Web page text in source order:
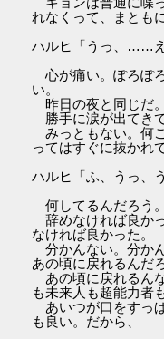
れなくって、まとも
ハルヒ「うっ、……え
心が痛い。ぽろぽ
い。
昨日の夜と同じだ。
勝手に涙が出てき
みっともない。何
ってはすぐに抜かれ
ハルヒ「ふ、うっ、
何してるんだろう
辞めなければ良か
なければ良かった。
分かんない。分か
あの頃に戻れるんだ
あの頃に戻れるん
も未来人も超能力者
あいつが口をすっ
も良い。だから、